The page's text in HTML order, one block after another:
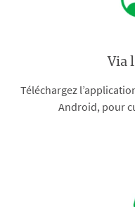
Via
Téléchargez
Android, pour